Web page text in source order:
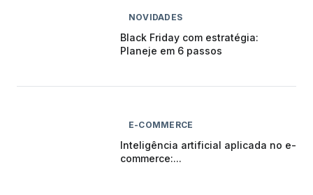
NOVIDADES
Black Friday com estratégia:
Planeje em 6 passos
E-COMMERCE
Inteligência artificial aplicada no e-
commerce:...